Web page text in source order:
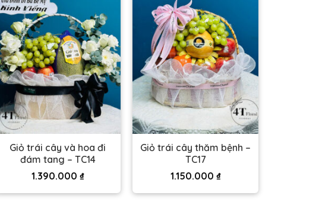
Giỏ trái cây và hoa đi
đám tang – TC14
1.390.000 ₫
Giỏ trái cây thăm bệnh –
TC17
1.150.000 ₫